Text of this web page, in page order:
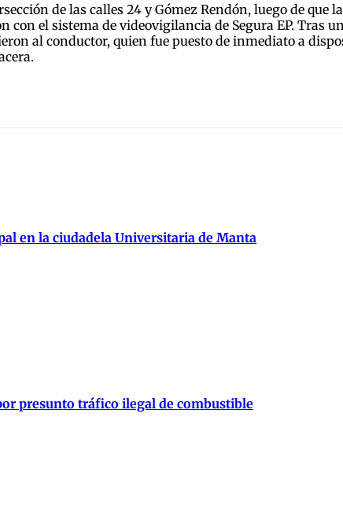
de las calles 24 y Gómez Rendón, luego de
el sistema de videovigilancia de Segura EP. Tras
al conductor, quien fue puesto de inmediato a
en la ciudadela Universitaria de Manta
presunto tráfico ilegal de combustible